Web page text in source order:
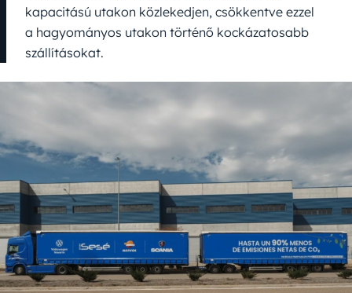
kapacitású utakon közlekedjen, csökkentve ezzel
a hagyományos utakon történő kockázatosabb
szállításokat.